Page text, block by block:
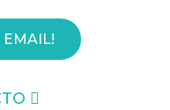
EMAIL!